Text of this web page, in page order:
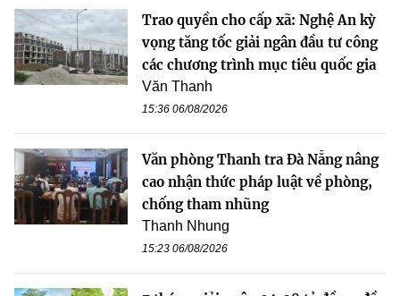
Trao quyền cho cấp xã: Nghệ An kỳ
vọng tăng tốc giải ngân đầu tư công
các chương trình mục tiêu quốc gia
Văn Thanh
15:36 06/08/2026
Văn phòng Thanh tra Đà Nẵng nâng
cao nhận thức pháp luật về phòng,
chống tham nhũng
Thanh Nhung
15:23 06/08/2026